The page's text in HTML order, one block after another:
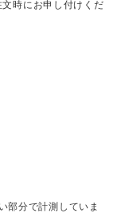
時にお申し付けくだ
部分で計測していま